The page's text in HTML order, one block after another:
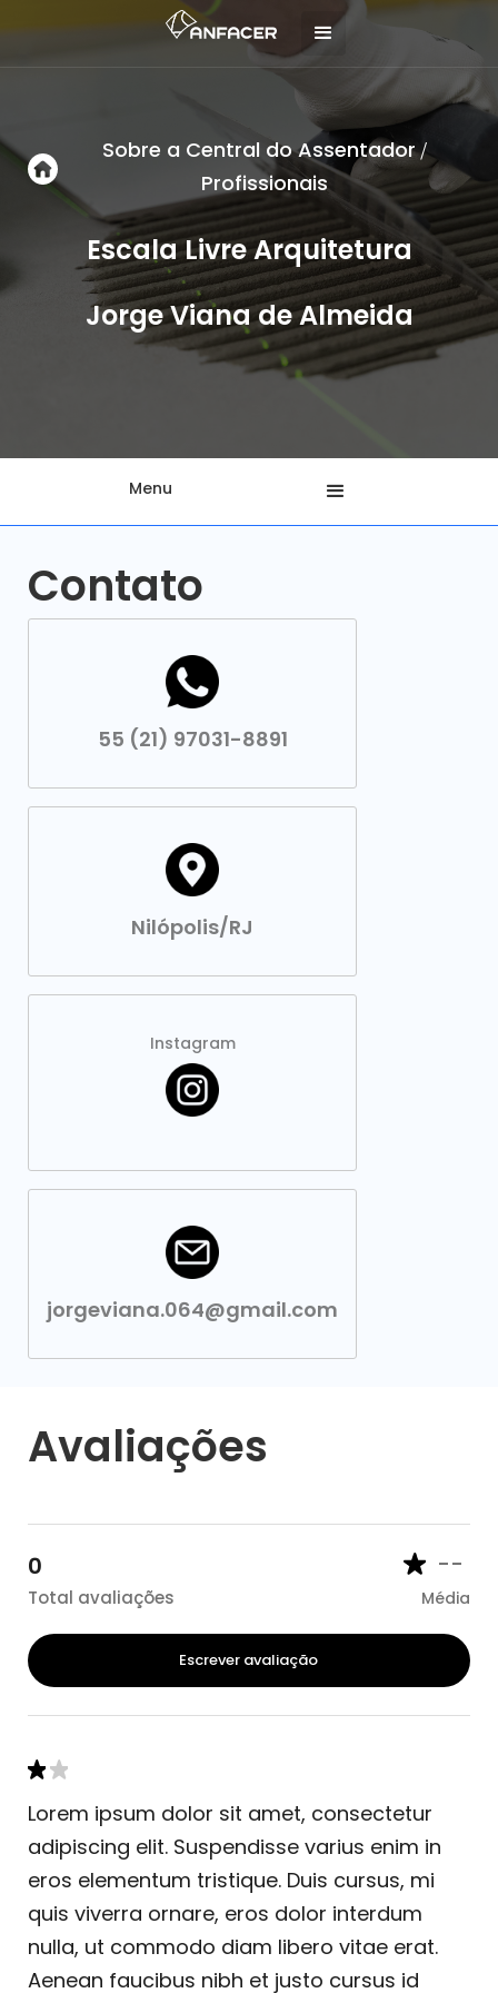
Sobre a Central do Assentador/
Profissionais
Escala Livre Arquitetura
Jorge Viana de Almeida
Menu
Contato
55 (21) 97031-8891
Nilópolis/RJ
Instagram
jorgeviana.064@gmail.com
Avaliações
0
Total avaliações
--
Média
Escrever avaliação
Lorem ipsum dolor sit amet, consectetur
adipiscing elit. Suspendisse varius enim in
eros elementum tristique. Duis cursus, mi
quis viverra ornare, eros dolor interdum
nulla, ut commodo diam libero vitae erat.
Aenean faucibus nibh et justo cursus id